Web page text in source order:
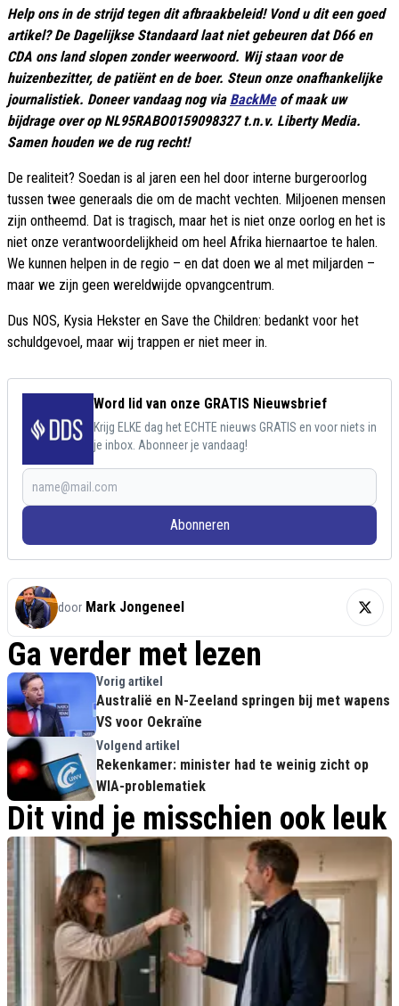
Help ons in de strijd tegen dit afbraakbeleid! Vond u dit een goed
artikel? De Dagelijkse Standaard laat niet gebeuren dat D66 en
CDA ons land slopen zonder weerwoord. Wij staan voor de
huizenbezitter, de patiënt en de boer. Steun onze onafhankelijke
journalistiek. Doneer vandaag nog via BackMeof maak uw
bijdrage over op NL95RABO0159098327 t.n.v. Liberty Media.
Samen houden we de rug recht!
De realiteit? Soedan is al jaren een hel door interne burgeroorlog
tussen twee generaals die om de macht vechten. Miljoenen mensen
zijn ontheemd. Dat is tragisch, maar het is niet onze oorlog en het is
niet onze verantwoordelijkheid om heel Afrika hiernaartoe te halen.
We kunnen helpen in de regio – en dat doen we al met miljarden –
maar we zijn geen wereldwijde opvangcentrum.
Dus NOS, Kysia Hekster en Save the Children: bedankt voor het
schuldgevoel, maar wij trappen er niet meer in.
Word lid van onze GRATIS Nieuwsbrief
Krijg ELKE dag het ECHTE nieuws GRATIS en voor niets in
je inbox. Abonneer je vandaag!
Abonneren
door Mark Jongeneel
Ga verder met lezen
Vorig artikel
Australië en N-Zeeland springen bij met wapens
VS voor Oekraïne
Volgend artikel
Rekenkamer: minister had te weinig zicht op
WIA-problematiek
Dit vind je misschien ook leuk